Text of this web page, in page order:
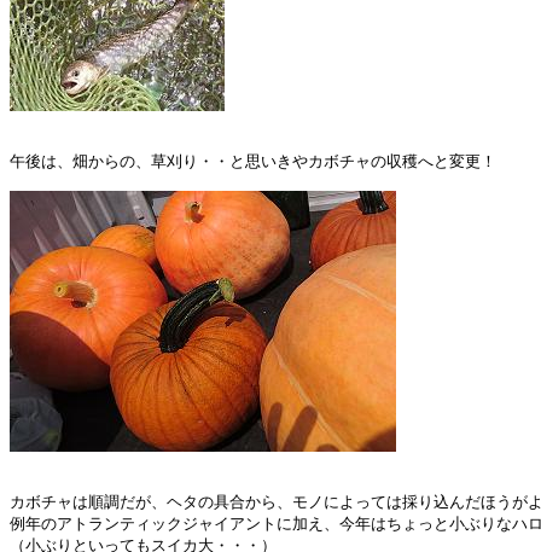
午後は、畑からの、草刈り・・と思いきやカボチャの収穫へと変更！
カボチャは順調だが、ヘタの具合から、モノによっては採り込んだほうが
例年のアトランティックジャイアントに加え、今年はちょっと小ぶりなハ
（小ぶりといってもスイカ大・・・）